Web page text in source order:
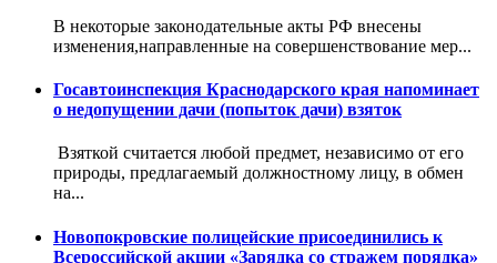
В некоторые законодательные акты РФ внесены
изменения,направленные на совершенствование мер...
Госавтоинспекция Краснодарского края напоминает
о недопущении дачи (попыток дачи) взяток
Взяткой считается любой предмет, независимо от его
природы, предлагаемый должностному лицу, в обмен
на...
Новопокровские полицейские присоединились к
Всероссийской акции «Зарядка со стражем порядка»